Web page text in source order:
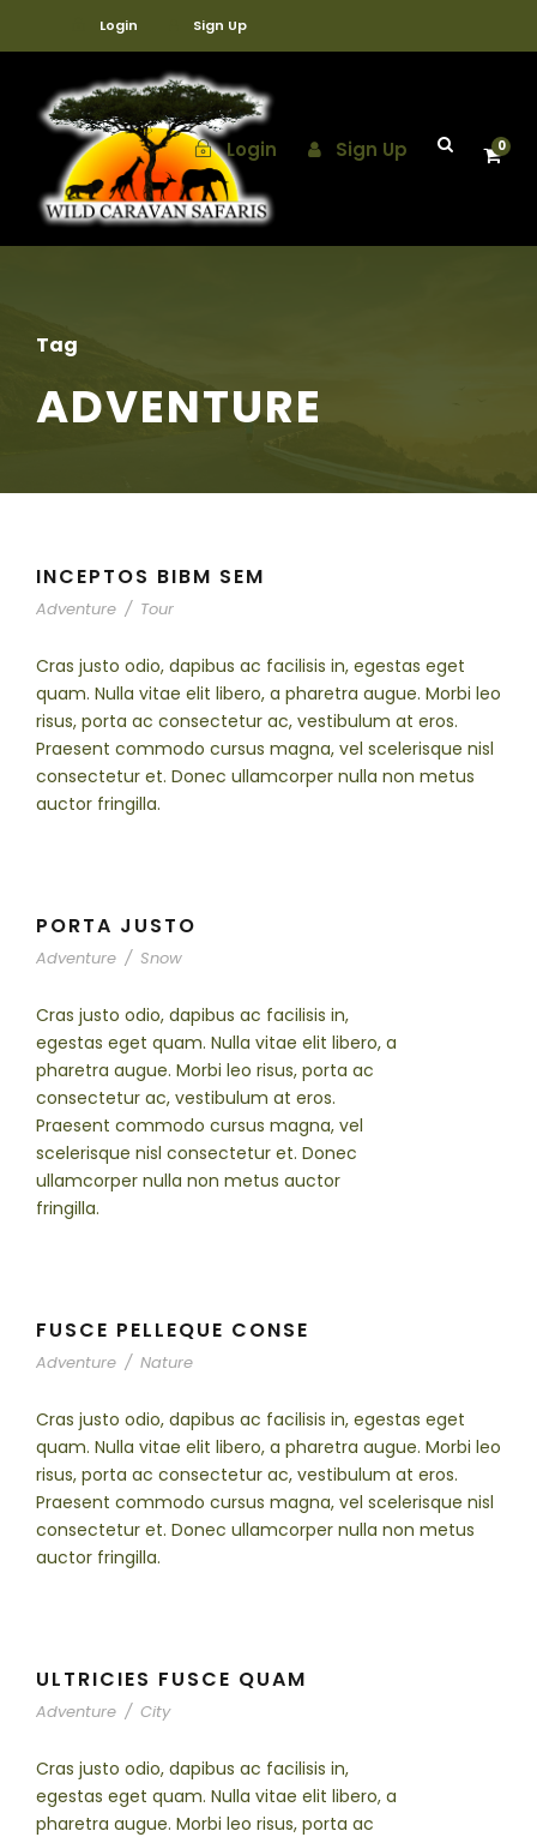
Login Sign Up
Login Sign Up 0
Tag
ADVENTURE
INCEPTOS BIBM SEM
Adventure / Tour
Cras justo odio, dapibus ac facilisis in, egestas eget
quam. Nulla vitae elit libero, a pharetra augue. Morbi leo
risus, porta ac consectetur ac, vestibulum at eros.
Praesent commodo cursus magna, vel scelerisque nisl
consectetur et. Donec ullamcorper nulla non metus
auctor fringilla.
PORTA JUSTO
Adventure / Snow
Cras justo odio, dapibus ac facilisis in,
egestas eget quam. Nulla vitae elit libero, a
pharetra augue. Morbi leo risus, porta ac
consectetur ac, vestibulum at eros.
Praesent commodo cursus magna, vel
scelerisque nisl consectetur et. Donec
ullamcorper nulla non metus auctor
fringilla.
FUSCE PELLEQUE CONSE
Adventure / Nature
Cras justo odio, dapibus ac facilisis in, egestas eget
quam. Nulla vitae elit libero, a pharetra augue. Morbi leo
risus, porta ac consectetur ac, vestibulum at eros.
Praesent commodo cursus magna, vel scelerisque nisl
consectetur et. Donec ullamcorper nulla non metus
auctor fringilla.
ULTRICIES FUSCE QUAM
Adventure / City
Cras justo odio, dapibus ac facilisis in,
egestas eget quam. Nulla vitae elit libero, a
pharetra augue. Morbi leo risus, porta ac